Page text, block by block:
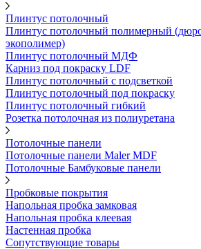
Плинтус потолочный
Плинтус потолочный полимерный
экополимер)
Плинтус потолочный МДФ
Карниз под покраску LDF
Плинтус потолочный с подсветкой
Плинтус потолочный под покраску
Плинтус потолочный гибкий
Розетка потолочная из полиуретана
Потолочные панели
Потолочные панели Maler MDF
Потолочные Бамбуковые панели
Пробковые покрытия
Напольная пробка замковая
Напольная пробка клеевая
Настенная пробка
Сопутствующие товары